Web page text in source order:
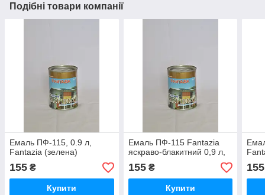
Подібні товари компанії
Емаль ПФ-115, 0.9 л,
Fantazia (зелена)
155 ₴
Купити
Емаль ПФ-115 Fantazia
яскраво-блакитний 0,9 л,
155₴
Купити
155